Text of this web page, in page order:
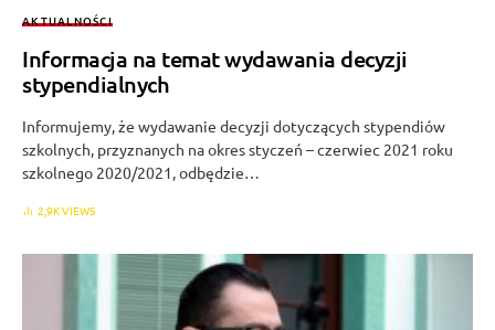
AKTUALNOŚCI
Informacja na temat wydawania decyzji
stypendialnych
Informujemy, że wydawanie decyzji dotyczących stypendiów
szkolnych, przyznanych na okres styczeń – czerwiec 2021 roku
szkolnego 2020/2021, odbędzie…
2,9K VIEWS